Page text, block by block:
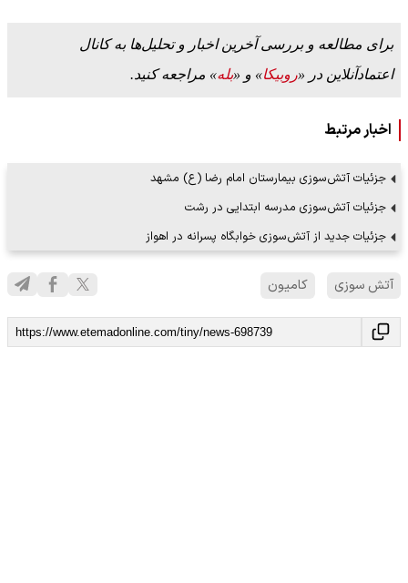
برای مطالعه و بررسی آخرین اخبار و تحلیل‌ها به کانال
اعتمادآنلاین در «روبیکا» و «بله» مراجعه کنید.
اخبار مرتبط
جزئیات آتش‌سوزی بیمارستان امام رضا (ع) مشهد
جزئیات آتش‌سوزی مدرسه ابتدایی در رشت
جزئیات جدید از آتش‌سوزی خوابگاه پسرانه در اهواز
آتش سوزی کامیون